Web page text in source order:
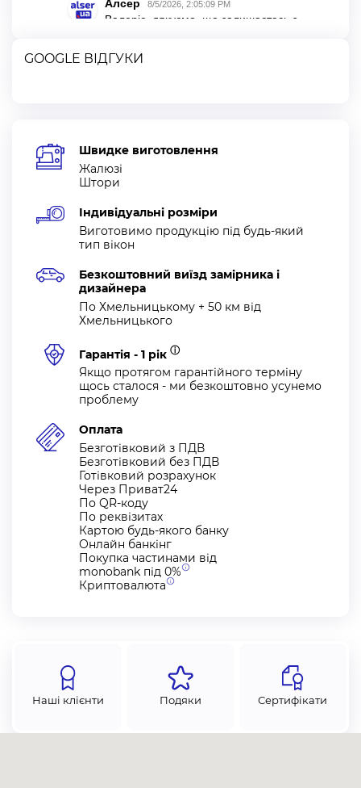
GOOGLE ВІДГУКИ
Швидке виготовлення
Жалюзі
Штори
Індивідуальні розміри
Виготовимо продукцію під будь-який
тип вікон
Безкоштовний виїзд замірника і
дизайнера
По Хмельницькому + 50 км від
Хмельницького
Гарантія - 1 рік ⓘ
Якщо протягом гарантійного терміну
щось сталося - ми безкоштовно усунемо
проблему
Оплата
Безготівковий з ПДВ
Безготівковий без ПДВ
Готівковий розрахунок
Через Приват24
По QR-коду
По реквізитах
Картою будь-якого банку
Онлайн банкінг
Покупка частинами від
monobank під 0%
Криптовалюта
Наші клієнти Подяки Сертифікати